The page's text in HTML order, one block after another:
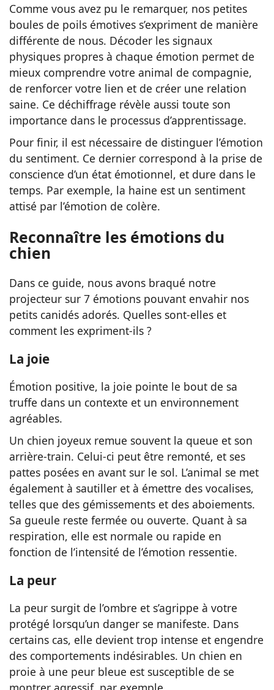
Comme vous avez pu le remarquer, nos petites
boules de poils émotives s’expriment de manière
différente de nous. Décoder les signaux
physiques propres à chaque émotion permet de
mieux comprendre votre animal de compagnie,
de renforcer votre lien et de créer une relation
saine. Ce déchiffrage révèle aussi toute son
importance dans le processus d’apprentissage.
Pour finir, il est nécessaire de distinguer l’émotion
du sentiment. Ce dernier correspond à la prise de
conscience d’un état émotionnel, et dure dans le
temps. Par exemple, la haine est un sentiment
attisé par l’émotion de colère.
Reconnaître les émotions du
chien
Dans ce guide, nous avons braqué notre
projecteur sur 7 émotions pouvant envahir nos
petits canidés adorés. Quelles sont-elles et
comment les expriment-ils ?
La joie
Émotion positive, la joie pointe le bout de sa
truffe dans un contexte et un environnement
agréables.
Un chien joyeux remue souvent la queue et son
arrière-train. Celui-ci peut être remonté, et ses
pattes posées en avant sur le sol. L’animal se met
également à sautiller et à émettre des vocalises,
telles que des gémissements et des aboiements.
Sa gueule reste fermée ou ouverte. Quant à sa
respiration, elle est normale ou rapide en
fonction de l’intensité de l’émotion ressentie.
La peur
La peur surgit de l’ombre et s’agrippe à votre
protégé lorsqu’un danger se manifeste. Dans
certains cas, elle devient trop intense et engendre
des comportements indésirables. Un chien en
proie à une peur bleue est susceptible de se